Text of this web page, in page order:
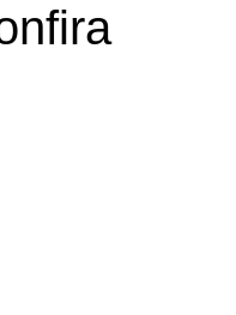
Lollapalooza Brasil